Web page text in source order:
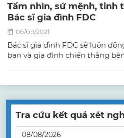
Tầm nhìn, sứ mệnh, tinh
Bác sĩ gia đình FDC
06/08/2021
Bác sĩ gia đình FDC sẽ luôn
bạn và gia đình chiến thắng
Tra cứu kết quả xét